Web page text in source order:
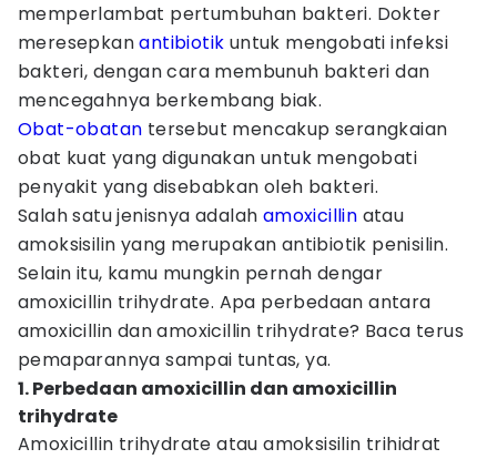
memperlambat pertumbuhan bakteri. Dokter
meresepkanantibiotik untuk mengobati infeksi
bakteri, dengan cara membunuh bakteri dan
mencegahnya berkembang biak.
Obat-obatan tersebut mencakup serangkaian
obat kuat yang digunakan untuk mengobati
penyakit yang disebabkan oleh bakteri.
Salah satu jenisnya adalah amoxicillin atau
amoksisilin yang merupakan antibiotik penisilin.
Selain itu, kamu mungkin pernah dengar
amoxicillin trihydrate. Apa perbedaan antara
amoxicillin dan amoxicillin trihydrate? Baca terus
pemaparannya sampai tuntas, ya.
1. Perbedaan amoxicillin dan amoxicillin
trihydrate
Amoxicillin trihydrate atau amoksisilin trihidrat